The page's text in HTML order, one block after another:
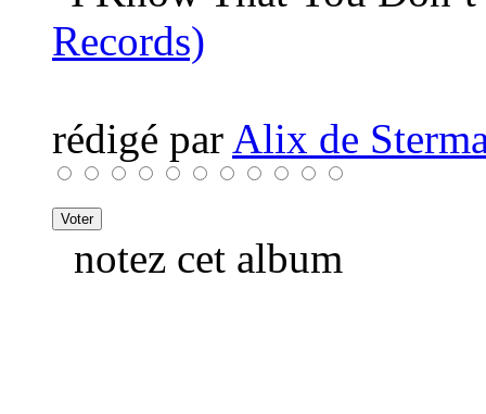
Records)
rédigé par Alix de
notez cet album